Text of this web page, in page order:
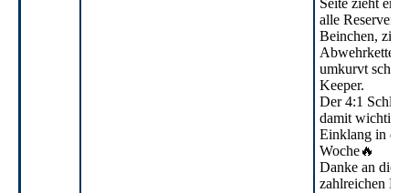
Seite zieht er
alle Reserven
Beinchen,
Abwehrkette
umkurvt
Keeper.
Der 4:1
damit wichtige
Einklang in die
Woche🔥
Danke an die
zahlreichen